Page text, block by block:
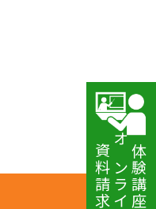
体験講座
資料請求